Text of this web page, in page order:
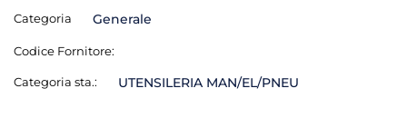
Categoria Generale
Codice Fornitore:
Categoria sta.: UTENSILERIA MAN/EL/PNEU